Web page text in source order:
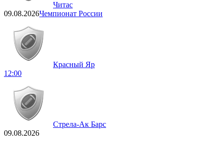
Читас
09.08.2026Чемпионат России
Красный Яр
12:00
Стрела-Ак Барс
09.08.2026